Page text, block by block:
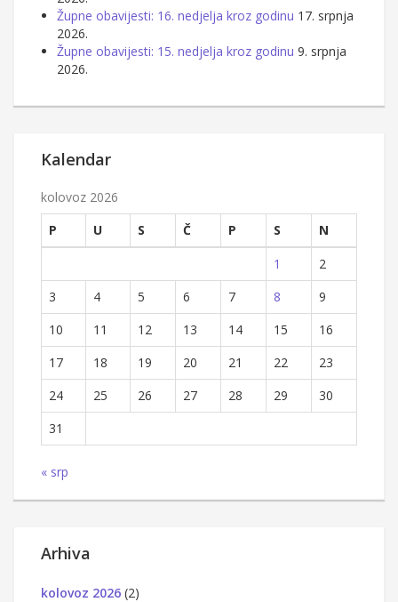
Župne obavijesti: 16. nedjelja kroz godinu 17. srpnja
2026.
Župne obavijesti: 15. nedjelja kroz godinu 9. srpnja
2026.
Kalendar
kolovoz 2026
P
U S Č P S
N
1
2
3
4 5 6 7 8
9
10
11 12 13 14 15
16
17
18 19 20 21 22
23
24
25 26 27 28 29
30
31
« srp
Arhiva
kolovoz 2026 (2)